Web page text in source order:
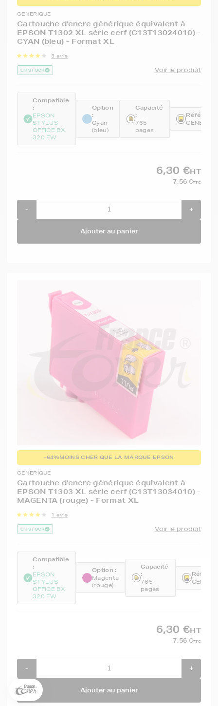
GENERIQUE
Cartouche d'encre générique équivalent à
EPSON T1302 XL série cerf (C13T13024010) -
CYAN (bleu) - Format XL
3 avis
EN STOCK Voir le produit
Compatible
:
EPSON
STYLUS
OFFICE BX
320 FW
Option
:
Cyan
(bleu)
Capacité
:
765
pages
6,30 €HT
7,56 €TTC
- +
Ajouter au panier
-64%MOINS CHER QUE LA MARQUE EPSON
GENERIQUE
Cartouche d'encre générique équivalent à
EPSON T1303 XL série cerf (C13T13034010) -
MAGENTA (rouge) - Format XL
1 avis
EN STOCK Voir le produit
Compatible
:
EPSON
STYLUS
OFFICE BX
320 FW
Option :
Magenta
(rouge)
Capacité
:
765
pages
6,30 €HT
7,56 €TTC
- +
Ajouter au panier
Inscrivez-vous à notre newsletter, suivez notre actualité et
bénéficiez immédiatement
sur votre 1ère
commande * !